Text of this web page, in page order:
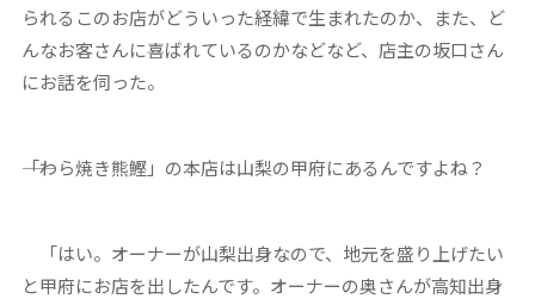
られるこのお店がどういった経緯で生まれたのか、また、ど
んなお客さんに喜ばれているのかなどなど、店主の坂口さん
にお話を伺った。
――「わら焼き熊鰹」の本店は山梨の甲府にあるんですよね？
「はい。オーナーが山梨出身なので、地元を盛り上げたい
と甲府にお店を出したんです。オーナーの奥さんが高知出身